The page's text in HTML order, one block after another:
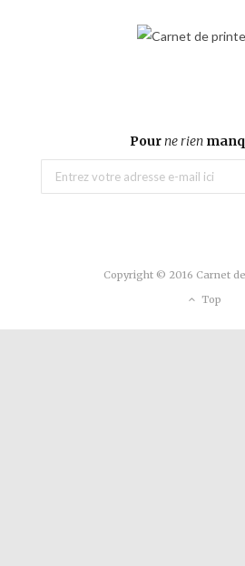
Pourne rien
Copyright © 2016 Carnet
Top